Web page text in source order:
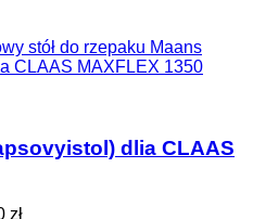
stół do rzepaku Maans
CLAAS MAXFLEX 1350
dlia CLAAS
zł